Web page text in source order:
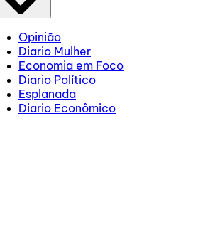
Opinião
Diario Mulher
Economia em Foco
Diario Político
Esplanada
Diario Econômico